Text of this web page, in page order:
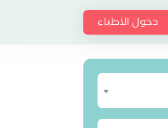
دخول الاطباء